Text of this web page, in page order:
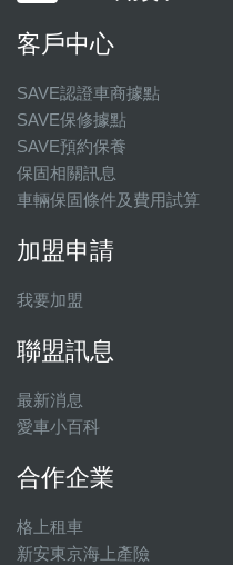
客戶中心
SAVE認證車商據點
SAVE保修據點
SAVE預約保養
保固相關訊息
車輛保固條件及費用試算
加盟申請
我要加盟
聯盟訊息
最新消息
愛車小百科
合作企業
格上租車
新安東京海上產險